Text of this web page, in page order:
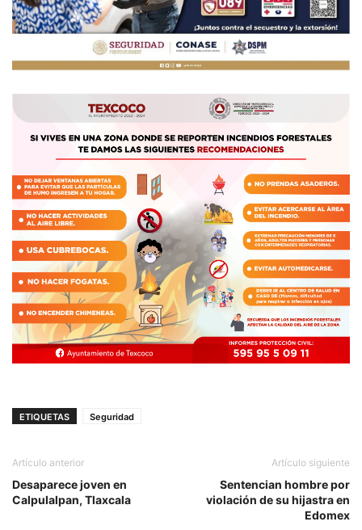
ETIQUETAS Seguridad
Artículo anterior
Desaparece joven en
Calpulalpan, Tlaxcala
Artículo siguiente
Sentencian hombre por
violación de su hijastra en
Edomex